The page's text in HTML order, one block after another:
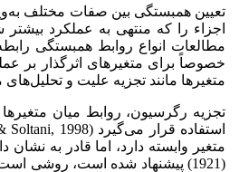
تعیین همبستگی بین صفات مختلف
مطالعات انواع روابط همبستگی
خصوصاً برای متغیرهای اثرگذار بر
متغیرها مانند تجزیه علیت و
تجزیه رگرسیون، روابط میان
(1921) پیشنهاد شده است،